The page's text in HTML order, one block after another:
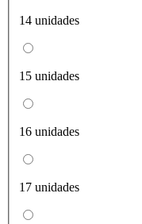
14 unidades
15 unidades
16 unidades
17 unidades